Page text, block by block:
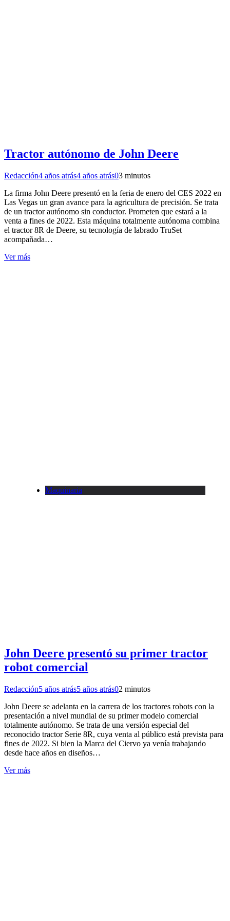
Tractor autónomo de John Deere
Redacción4 años atrás4 años atrás03 minutos
La firma John Deere presentó en la feria de enero del CES 2022 en
Las Vegas un gran avance para la agricultura de precisión. Se trata
de un tractor autónomo sin conductor. Prometen que estará a la
venta a fines de 2022. Esta máquina totalmente autónoma combina
el tractor 8R de Deere, su tecnología de labrado TruSet
acompañada…
Ver más
Maquinaria
John Deere presentó su primer tractor
robot comercial
Redacción5 años atrás5 años atrás02 minutos
John Deere se adelanta en la carrera de los tractores robots con la
presentación a nivel mundial de su primer modelo comercial
totalmente autónomo. Se trata de una versión especial del
reconocido tractor Serie 8R, cuya venta al público está prevista para
fines de 2022. Si bien la Marca del Ciervo ya venía trabajando
desde hace años en diseños…
Ver más